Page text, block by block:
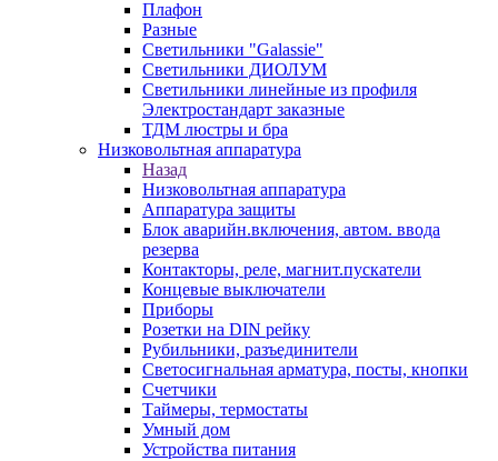
Плафон
Разные
Светильники "Galassie"
Светильники ДИОЛУМ
Светильники линейные из профиля
Электростандарт заказные
ТДМ люстры и бра
Низковольтная аппаратура
Назад
Низковольтная аппаратура
Аппаратура защиты
Блок аварийн.включения, автом. ввода
резерва
Контакторы, реле, магнит.пускатели
Концевые выключатели
Приборы
Розетки на DIN рейку
Рубильники, разъединители
Светосигнальная арматура, посты, кнопки
Счетчики
Таймеры, термостаты
Умный дом
Устройства питания